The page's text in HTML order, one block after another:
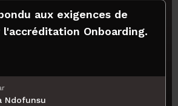
aux exigences de
l'accréditation Onboarding.
Ndofunsu